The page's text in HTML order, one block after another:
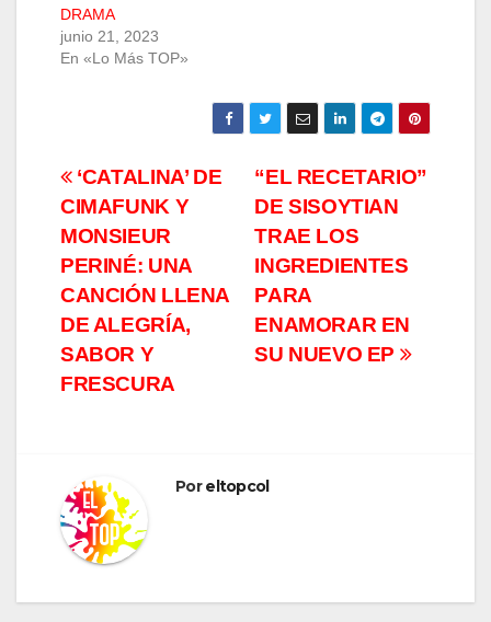
DRAMA
junio 21, 2023
En «Lo Más TOP»
Navegación
de
entradas
“EL RECETARIO”
DE SISOYTIAN
TRAE LOS
INGREDIENTES
PARA
ENAMORAR EN
SU NUEVO EP
‘CATALINA’ DE
CIMAFUNK Y
MONSIEUR
PERINÉ: UNA
CANCIÓN LLENA
DE ALEGRÍA,
SABOR Y
FRESCURA
Poreltopcol